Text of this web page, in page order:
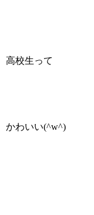
高校生って
かわいい(^w^)